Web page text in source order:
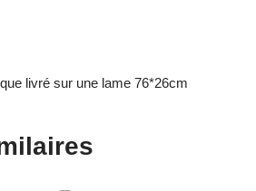
livré sur une lame 76*26cm